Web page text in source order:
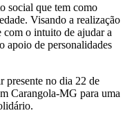
social que tem como
Visando a realização
com o intuito de ajudar a
apoio de personalidades
presente no dia 22 de
Carangola-MG para uma